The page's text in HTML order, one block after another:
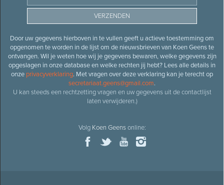
Door uw gegevens hierboven in te vullen geeft u actieve toestemming om
opgenomen te worden in de lijst om de nieuwsbrieven van Koen Geens te
ontvangen. Wil je weten hoe wij je gegevens bewaren, welke gegevens zijn
opgeslagen in onze database en welke rechten jij hebt? Lees alle details in
onze privacyverklaring. Met vragen over deze verklaring kan je terecht op
secretariaat.geens@gmail.com.
U kan steeds een rechtzetting vragen en uw gegevens uit de contactlijst
laten verwijderen.)
Volg Koen Geensonline: